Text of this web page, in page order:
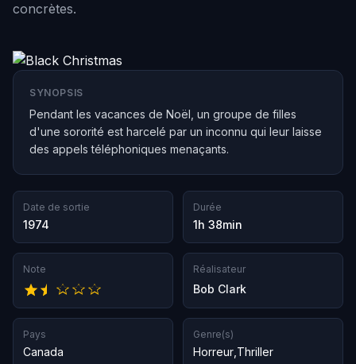
concrètes.
SYNOPSIS
Pendant les vacances de Noël, un groupe de filles
d'une sororité est harcelé par un inconnu qui leur laisse
des appels téléphoniques menaçants.
Date de sortie
1974
Durée
1h 38min
Note Réalisateur
Bob Clark
Pays
Canada
Genre(s)
Horreur Thriller